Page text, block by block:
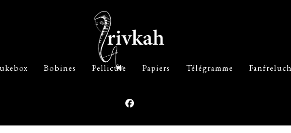
Bobines Pellicule Papiers Télégramme